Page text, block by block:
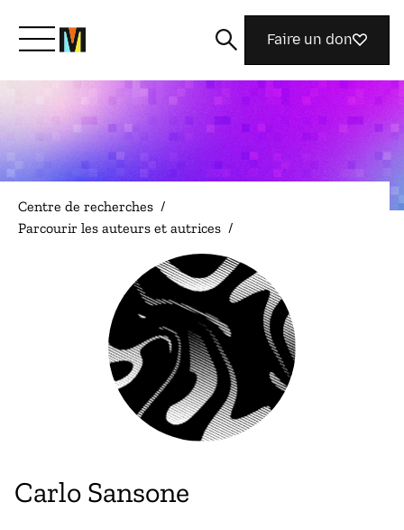
Découvrir Mozilla
Nos initiatives
Rejoignez-nous
Magazine
Faire un don
Centre de recherches /
Parcourir les auteurs et autrices /
Carlo Sansone